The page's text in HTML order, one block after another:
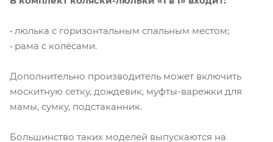
• люлька с горизонтальным спальным местом;
• рама с колёсами.
Дополнительно производитель может включить
москитную сетку, дождевик, муфты-варежки для
мамы, сумку, подстаканник.
Большинство таких моделей выпускаются на